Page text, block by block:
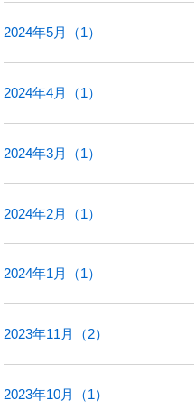
2024年5月（1）
2024年4月（1）
2024年3月（1）
2024年2月（1）
2024年1月（1）
2023年11月（2）
2023年10月（1）